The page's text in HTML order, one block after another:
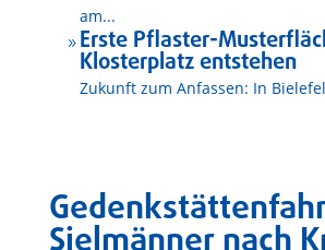
am...
9 Erste Pflaster-
Klosterplatz entstehen
Zukunft zum Anfassen: In